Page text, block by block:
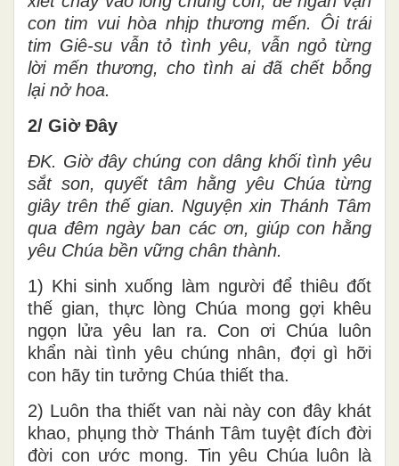
con tim vui hòa nhịp thương mến. Ôi trái
tim Giê-su vẫn tỏ tình yêu, vẫn ngỏ từng
lời mến thương, cho tình ai đã chết bỗng
lại nở hoa.
2/ Giờ Đây
ĐK. Giờ đây chúng con dâng khối tình yêu
sắt son, quyết tâm hằng yêu Chúa từng
giây trên thế gian. Nguyện xin Thánh Tâm
qua đêm ngày ban các ơn, giúp con hằng
yêu Chúa bền vững chân thành.
1) Khi sinh xuống làm người để thiêu đốt
thế gian, thực lòng Chúa mong gợi khêu
ngọn lửa yêu lan ra. Con ơi Chúa luôn
khẩn nài tình yêu chúng nhân, đợi gì hỡi
con hãy tin tưởng Chúa thiết tha.
2) Luôn tha thiết van nài này con đây khát
khao, phụng thờ Thánh Tâm tuyệt đích đời
đời con ước mong. Tin yêu Chúa luôn là